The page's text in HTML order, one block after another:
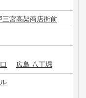
三宮高架商店街前
広島 八丁堀